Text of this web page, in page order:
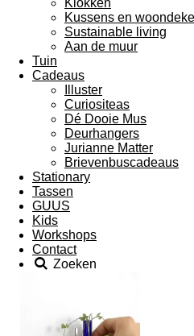
Klokken
Kussens en
Sustainable living
Aan de muur
Tuin
Cadeaus
Illuster
Curiositeas
Dé Dooie Mus
Deurhangers
Jurianne Matter
Brievenbuscadeaus
Stationary
Tassen
GUUS
Kids
Workshops
Contact
Zoeken